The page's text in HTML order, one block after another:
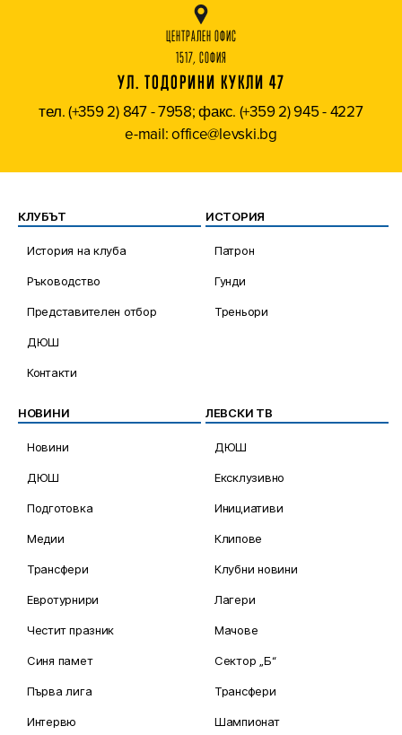
ЦЕНТРАЛЕН ОФИС
1517, СОФИЯ
УЛ. ТОДОРИНИ КУКЛИ 47
тел. (+359 2) 847 - 7958; факс. (+359 2) 945 - 4227
e-mail: office@levski.bg
КЛУБЪТ
История на клуба
Ръководство
Представителен отбор
ДЮШ
Контакти
ИСТОРИЯ
Патрон
Гунди
Треньори
НОВИНИ
Новини
ДЮШ
Подготовка
Медии
Трансфери
Евротурнири
Честит празник
Синя памет
Първа лига
Интервю
ЛЕВСКИ ТВ
ДЮШ
Ексклузивно
Инициативи
Клипове
Клубни новини
Лагери
Мачове
Сектор „Б“
Трансфери
Шампионат